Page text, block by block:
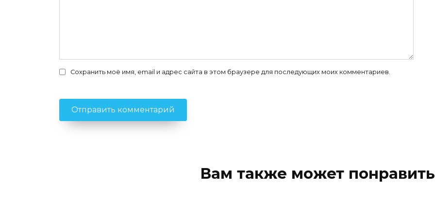
Сохранить моё имя, email и адрес сайта в этом браузере для последующих моих комментариев.
Вам также может